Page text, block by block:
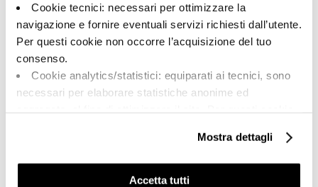
Cookie tecnici: necessari per ottimizzare la
navigazione e fornire eventuali servizi richiesti dall’utente.
Per questi cookie non occorre l’acquisizione del tuo
consenso.
Cookie analytics/statistici: equiparati ai tecnici, sono
necessari per elaborare statistiche anonime ed
Cookie di profilazione/marketing: sono utilizzati, solo
previo tuo consenso, per esaminare le tue abitudini di
navigazione e mostrarti quindi avvisi pubblicitari mirati, in
Mostra dettagli
Accetta tutti
Grigio scuro
Tipologia:
Fondo
Formato:
lappato
Aspetto superficiale:
lucido
Stonalizzazione: